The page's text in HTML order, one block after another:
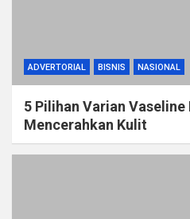
ADVERTORIAL BISNIS NASIONAL
5 Pilihan Varian
Mencerahkan Kulit